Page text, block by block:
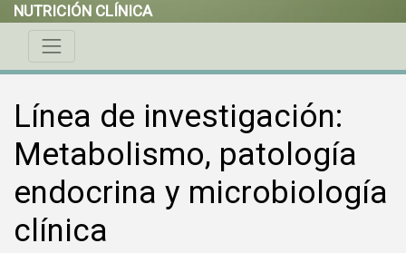
NUTRICIÓN CLÍNICA
Línea de investigación:
Metabolismo, patología
endocrina y microbiología
clínica